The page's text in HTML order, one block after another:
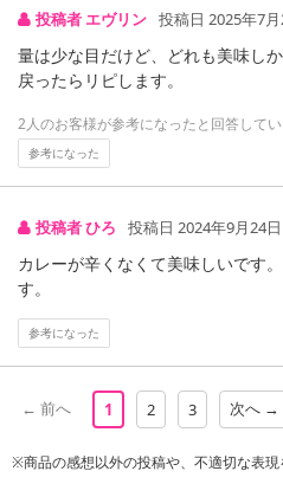
投稿者 エヴリン 投稿日 2025年7月
量は少な目だけど、どれも美味し
戻ったらリピします。
2人のお客様が参考になったと回答して
参考になった
投稿者 ひろ 投稿日 2024年9月24日
カレーが辛くなくて美味しいです
す。
参考になった
← 前へ 1 2 3 次へ →
※商品の感想以外の投稿や、不適切な表